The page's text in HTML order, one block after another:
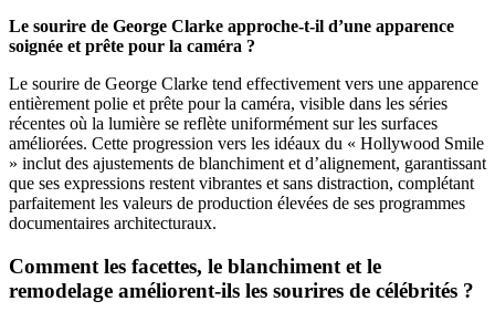
Le sourire de George Clarke approche-t-il d’une apparence
soignée et prête pour la caméra ?
Le sourire de George Clarke tend effectivement vers une apparence
entièrement polie et prête pour la caméra, visible dans les séries
récentes où la lumière se reflète uniformément sur les surfaces
améliorées. Cette progression vers les idéaux du « Hollywood Smile
» inclut des ajustements de blanchiment et d’alignement, garantissant
que ses expressions restent vibrantes et sans distraction, complétant
parfaitement les valeurs de production élevées de ses programmes
documentaires architecturaux.
Comment les facettes, le blanchiment et le
remodelage améliorent-ils les sourires de célébrités ?